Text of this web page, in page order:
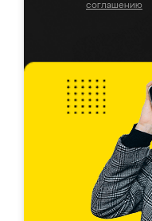
соглашению